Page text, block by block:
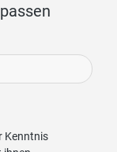
Kenntnis